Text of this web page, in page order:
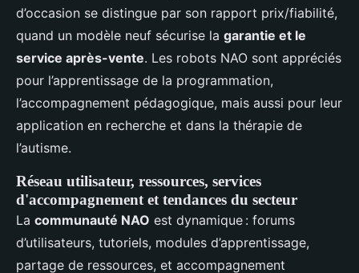
d’occasion se distingue par son rapport prix/fiabilité,
quand un modèle neuf sécurise la garantie et le
service après-vente. Les robots NAO sont appréciés
pour l’apprentissage de la programmation,
l’accompagnement pédagogique, mais aussi pour leur
application en recherche et dans la thérapie de
l’autisme.
Réseau utilisateur, ressources, services
d'accompagnement et tendances du secteur
La communauté NAO est dynamique : forums
d’utilisateurs, tutoriels, modules d’apprentissage,
partage de ressources, et accompagnement